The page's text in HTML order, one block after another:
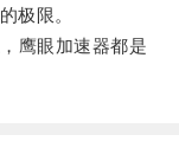
极限。
鹰眼加速器都是